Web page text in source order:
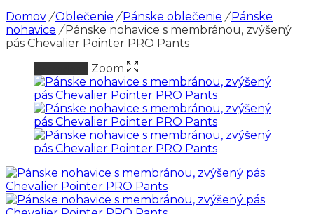
Domov / Oblečenie / Pánske oblečenie / Pánske
nohavice /Pánske nohavice s membránou, zvýšený
pás Chevalier Pointer PRO Pants
Zoom